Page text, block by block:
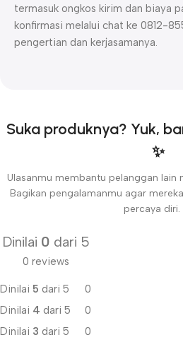
termasuk ongkos kirim dan biaya
konfirmasi melalui chat ke 0812-
pengertian dan kerjasamanya.
Suka produknya? Yuk,
✨
Ulasanmu membantu pelanggan lain
Bagikan pengalamanmu agar
percaya diri.
Dinilai 0 dari 5
0 reviews
Dinilai 5 dari 5
0
Dinilai 4 dari 5
0
Dinilai 3 dari 5
0